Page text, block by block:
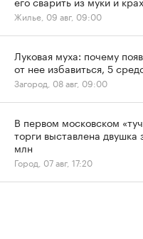
Жилье, 09 авг, 09:00
Луковая муха: почему
от нее избавиться, 5
Загород, 08 авг, 09:00
В первом московском
торги выставлена двушка
млн
Город, 07 авг, 17:20